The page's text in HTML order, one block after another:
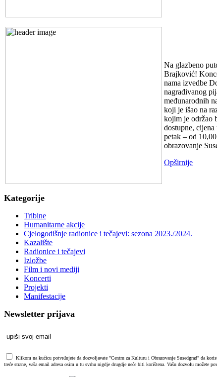
Na glazbeno
Brajković!
nama izvedbe
nagrađivanog
međunarodnih
koji je išao na
kojim je održao
dostupne,
petak – od
obrazovanje
Opširnije
Kategorije
Tribine
Humanitarne akcije
Cjelogodišnje radionice i tečajevi: sezona 2023./2024.
Kazalište
Radionice i tečajevi
Izložbe
Film i novi mediji
Koncerti
Projekti
Manifestacije
Newsletter prijava
Klikom na kućicu potvrđujete da dozvoljavate "Centru za Kulturu i Obrazovanje Susedgrad" da
treće strane, vaša email adresa osim u tu svrhu nigdje drugdje neće biti korištena. Vašu dozvolu